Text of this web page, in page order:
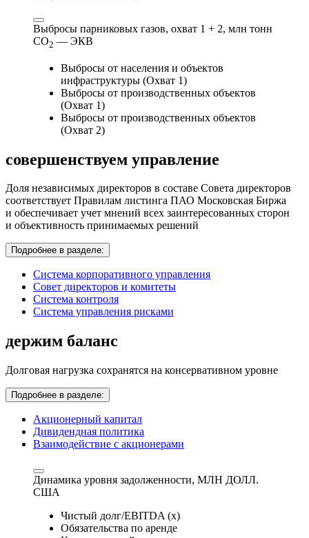
Выбросы парниковых газов, охват 1 + 2, млн тонн
СО2 — ЭКВ
Выбросы от населения и объектов
инфраструктуры (Охват 1)
Выбросы от производственных объектов
(Охват 1)
Выбросы от производственных объектов
(Охват 2)
совершенствуем управление
Доля независимых директоров в составе Совета директоров
соответствует Правилам листинга ПАО Московская Биржа
и обеспечивает учет мнений всех заинтересованных сторон
и объективность принимаемых решений
Подробнее в разделе:
Система корпоративного управления
Совет директоров и комитеты
Система контроля
Система управления рисками
держим баланс
Долговая нагрузка сохранятся на консервативном уровне
Подробнее в разделе:
Акционерный капитал
Дивидендная политика
Взаимодействие с акционерами
Динамика уровня задолженности, МЛН ДОЛЛ.
США
Чистый долг/EBITDA (x)
Обязательства по аренде